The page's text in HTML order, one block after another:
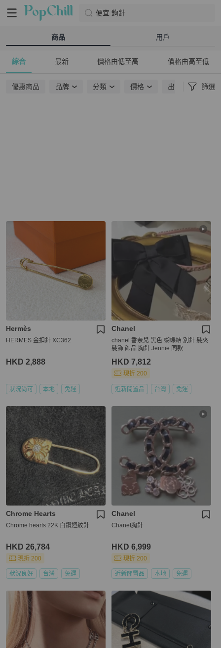
便宜 鉤針
商品 用戶
綜合 最新 價格由低至高 價格由高至低
優惠商品 品牌 分類 價格 出貨地點 篩選
Hermès
HERMES 金扣針 XC362
HKD 2,888
狀況尚可 本地 免運
Chanel
chanel 香奈兒 黑色 蝴蝶結 別針 髮夾
髮飾 飾品 胸針 Jennie 同款
HKD 7,812
現折 200
近新閒置品 台灣 免運
Chrome Hearts
Chrome hearts 22K 白鑽迴紋針
HKD 26,784
現折 200
狀況良好 台灣 免運
Chanel
Chanel胸針
HKD 6,999
現折 200
近新閒置品 本地 免運